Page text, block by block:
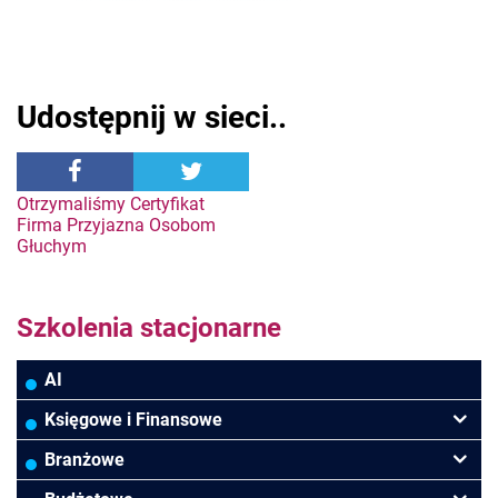
Udostępnij w sieci..
Nawigacja
wpisu
Otrzymaliśmy Certyfikat
Firma Przyjazna Osobom
Głuchym
Szkolenia stacjonarne
AI
Księgowe i Finansowe
Podatki VAT/CIT/PIT
Branżowe